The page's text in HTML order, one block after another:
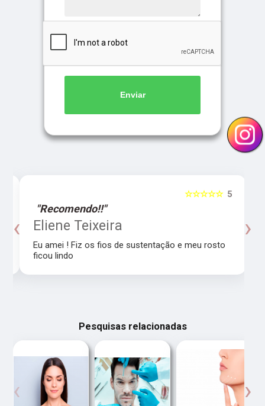
Enviar
5
☆☆☆☆☆
"Recomendo!!"
Eliene Teixeira
Eu amei ! Fiz os fios de sustentação e meu rosto
ficou lindo
‹ ›
Pesquisas relacionadas
‹ ›